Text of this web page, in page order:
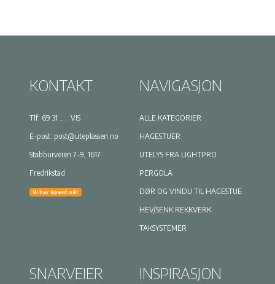
KONTAKT
Tlf: 69 31 .. .. VIS
E-post: post@uteplassen.no
Stabburveien 7-9, 1617
Fredrikstad
Vi har åpent nå!
NAVIGASJON
ALLE KATEGORIER
HAGESTUER
UTELYS FRA LIGHTPRO
PERGOLA
DØR OG VINDU TIL HAGESTUE
HEV/SENK REKKVERK
TAKSYSTEMER
SNARVEIER INSPIRASJON